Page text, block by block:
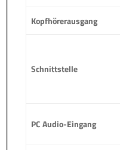
Kopfhörerausgang
Schnittstelle
PC Audio-Eingang